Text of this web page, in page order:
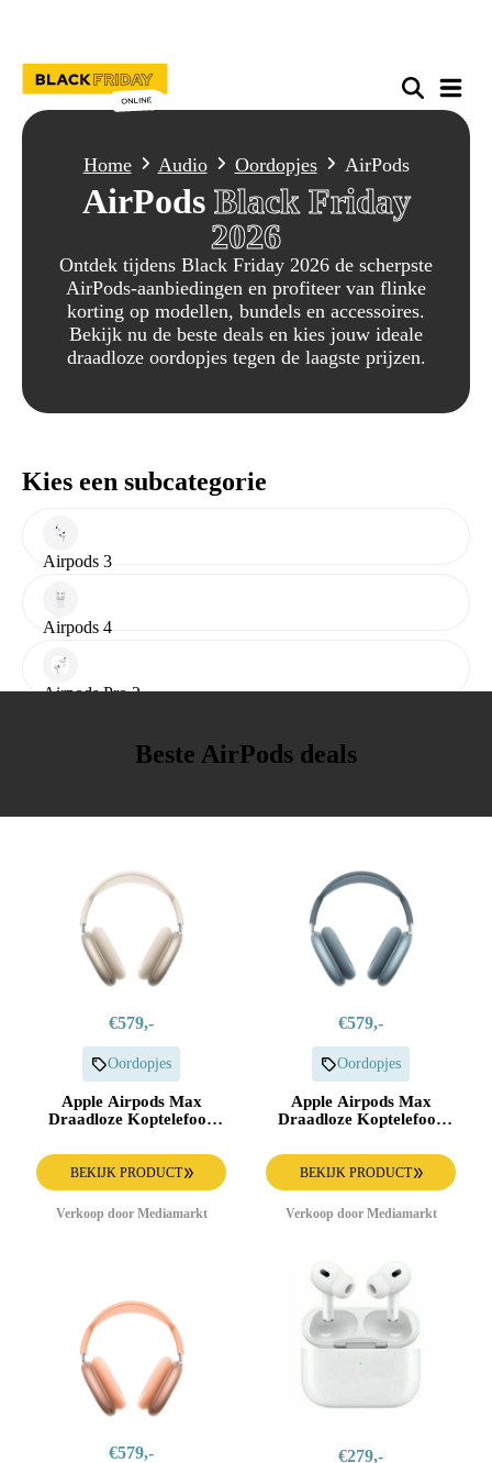
Home Audio Oordopjes AirPods
AirPods Black Friday
2026
Ontdek tijdens Black Friday 2026 de scherpste
AirPods-aanbiedingen en profiteer van flinke
korting op modellen, bundels en accessoires.
Bekijk nu de beste deals en kies jouw ideale
draadloze oordopjes tegen de laagste prijzen.
Kies een subcategorie
Airpods 3
Airpods 4
Airpods Pro 2
Beste AirPods deals
€579,-
Oordopjes
Apple Airpods Max
Draadloze Koptelefoon
BEKIJK PRODUCT
Verkoop door Mediamarkt
€579,-
Oordopjes
Apple Airpods Max
Draadloze Koptelefoon
BEKIJK PRODUCT
Verkoop door Mediamarkt
€579,- €279,-